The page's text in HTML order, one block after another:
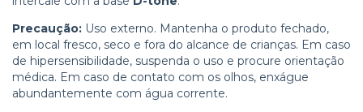
Precaução: Uso externo. Mantenha o produto fechado,
em local fresco, seco e fora do alcance de crianças. Em caso
de hipersensibilidade, suspenda o uso e procure orientação
médica. Em caso de contato com os olhos, enxágue
abundantemente com água corrente.